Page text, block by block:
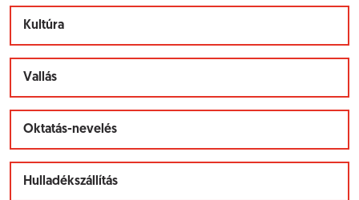
Kultúra
Vallás
Oktatás-nevelés
Hulladékszállítás